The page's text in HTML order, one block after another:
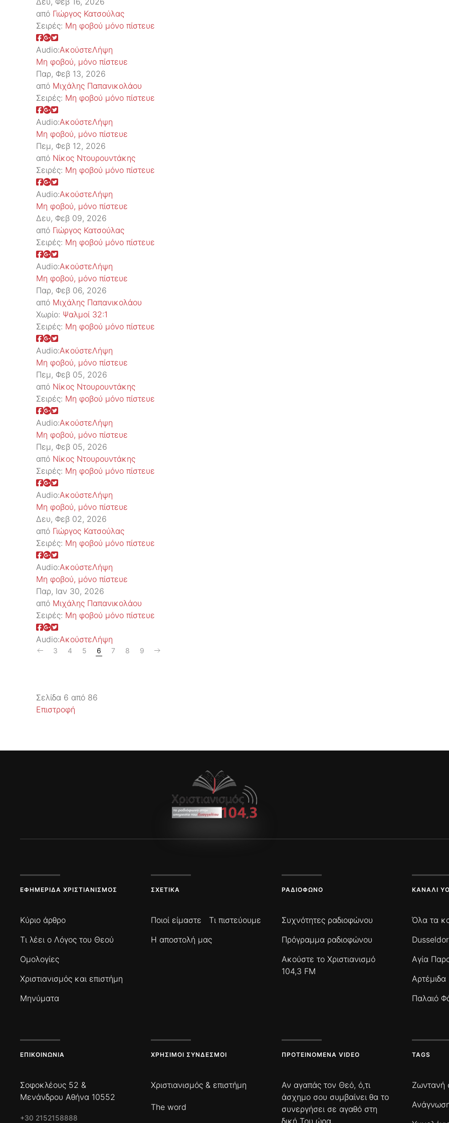
από Γιώργος Κατσούλας
Σειρές: Μη φοβού μόνο πίστευε
Audio:ΑκούστεΛήψη
Μη φοβού, μόνο πίστευε
Παρ, Φεβ 13, 2026
από Μιχάλης Παπανικολάου
Σειρές: Μη φοβού μόνο πίστευε
Audio:ΑκούστεΛήψη
Μη φοβού, μόνο πίστευε
Πεμ, Φεβ 12, 2026
από Νίκος Ντουρουντάκης
Σειρές: Μη φοβού μόνο πίστευε
Audio:ΑκούστεΛήψη
Μη φοβού, μόνο πίστευε
Δευ, Φεβ 09, 2026
από Γιώργος Κατσούλας
Σειρές: Μη φοβού μόνο πίστευε
Audio:ΑκούστεΛήψη
Μη φοβού, μόνο πίστευε
Παρ, Φεβ 06, 2026
από Μιχάλης Παπανικολάου
Χωρίο: Ψαλμοί 32:1
Σειρές: Μη φοβού μόνο πίστευε
Audio:ΑκούστεΛήψη
Μη φοβού, μόνο πίστευε
Πεμ, Φεβ 05, 2026
από Νίκος Ντουρουντάκης
Σειρές: Μη φοβού μόνο πίστευε
Audio:ΑκούστεΛήψη
Μη φοβού, μόνο πίστευε
Πεμ, Φεβ 05, 2026
από Νίκος Ντουρουντάκης
Σειρές: Μη φοβού μόνο πίστευε
Audio:ΑκούστεΛήψη
Μη φοβού, μόνο πίστευε
Δευ, Φεβ 02, 2026
από Γιώργος Κατσούλας
Σειρές: Μη φοβού μόνο πίστευε
Audio:ΑκούστεΛήψη
Μη φοβού, μόνο πίστευε
Παρ, Ιαν 30, 2026
από Μιχάλης Παπανικολάου
Σειρές: Μη φοβού μόνο πίστευε
Audio:ΑκούστεΛήψη
3 4 5 6 7 8 9
Σελίδα 6 από 86
Επιστροφή
ΕΦΗΜΕΡΊΔΑ ΧΡΙΣΤΙΑΝΙΣΜΌΣ
Κύριο άρθρο
Τι λέει ο Λόγος του Θεού
Ομολογίες
Χριστιανισμός και επιστήμη
Μηνύματα
ΣΧΕΤΙΚΆ
Ποιοί είμαστε
Τι πιστεύουμε
Η αποστολή μας
ΡΑΔΙΌΦΩΝΟ
Συχνότητες ραδιοφώνου
Πρόγραμμα ραδιοφώνου
Ακούστε το Χριστιανισμό
104,3 FM
ΚΑΝΆΛΙ
Όλα τα
Αγία
Αρτέμιδα
Παλαιό
ΕΠΙΚΟΙΝΩΝΊΑ
Σοφοκλέους 52 &
Μενάνδρου Αθήνα 10552
+30 2152158888
ΧΡΉΣΙΜΟΙ ΣΎΝΔΕΣΜΟΙ
Χριστιανισμός & επιστήμη
The word
ΠΡΟΤΕΙΝΌΜΕΝΑ VIDEO
Αν αγαπάς τον Θεό, ό,τι
άσχημο σου συμβαίνει θα το
συνεργήσει σε αγαθό στη
δική Του ώρα.
TAGS
Ζωντανή